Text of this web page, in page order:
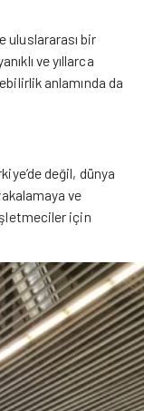
uluslararası bir
ve yıllarca
anlamında da
değil, dünya
ve
için